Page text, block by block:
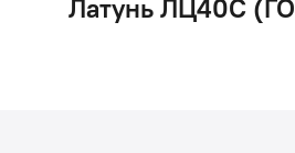
Латунь ЛЦ40C